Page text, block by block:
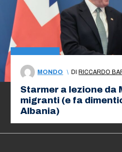
MONDO \ DI RICCARDO
Starmer a lezione da
migranti (e fa
Albania)